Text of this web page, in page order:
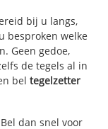
bij u langs,
besproken welke
Geen gedoe,
de tegels al in
beltegelzetter
dan snel voor